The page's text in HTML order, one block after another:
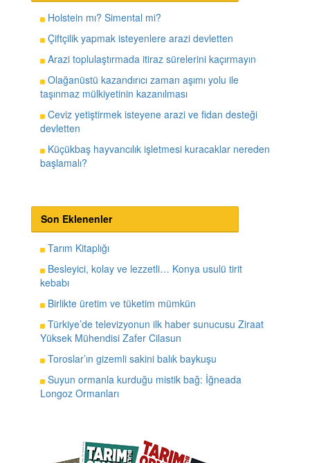
Holstein mı? Simental mi?
Çiftçilik yapmak isteyenlere arazi devletten
Arazi toplulaştırmada itiraz sürelerini kaçırmayın
Olağanüstü kazandırıcı zaman aşımı yolu ile
taşınmaz mülkiyetinin kazanılması
Ceviz yetiştirmek isteyene arazi ve fidan desteği
devletten
Küçükbaş hayvancılık işletmesi kuracaklar nereden
başlamalı?
Son Eklenenler
Tarım Kitaplığı
Besleyici, kolay ve lezzetli… Konya usulü tirit
kebabı
Birlikte üretim ve tüketim mümkün
Türkiye’de televizyonun ilk haber sunucusu Ziraat
Yüksek Mühendisi Zafer Cilasun
Toroslar’ın gizemli sakini balık baykuşu
Suyun ormanla kurduğu mistik bağ: İğneada
Longoz Ormanları